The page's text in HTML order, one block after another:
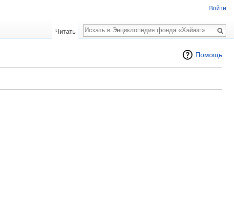
Помощь
Войти
Читать
Поиск